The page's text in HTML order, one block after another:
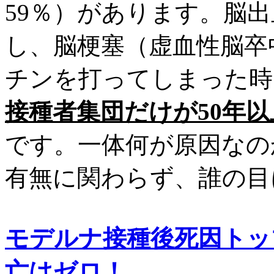
59％）があります。脳
し、脳梗塞（虚血性脳
チンを打ってしまった
接種者集団だけが50年
です。一体何が原因な
有無に関わらず、誰の
モデルナ接種後死因ト